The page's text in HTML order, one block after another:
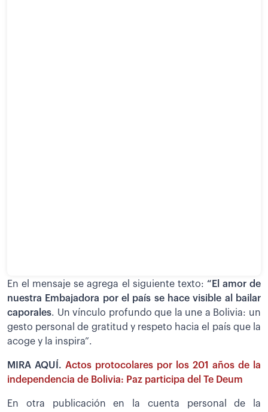
En el mensaje se agrega el siguiente texto: “El amor de
nuestra Embajadora por el país se hace visible al bailar
caporales. Un vínculo profundo que la une a Bolivia: un
gesto personal de gratitud y respeto hacia el país que la
acoge y la inspira”.
MIRA AQUÍ. Actos protocolares por los 201 años de la
independencia de Bolivia: Paz participa del Te Deum
En otra publicación en la cuenta personal de la